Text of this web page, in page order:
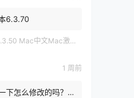
6.3.70
Mac中文Mac激活版
1 周前
下怎么修改的吗？目